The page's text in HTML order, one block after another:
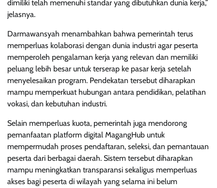
dimiliki telah memenuhi standar yang dibutuhkan dunia kerja,”
jelasnya.
Darmawansyah menambahkan bahwa pemerintah terus
memperluas kolaborasi dengan dunia industri agar peserta
memperoleh pengalaman kerja yang relevan dan memiliki
peluang lebih besar untuk terserap ke pasar kerja setelah
menyelesaikan program. Pendekatan tersebut diharapkan
mampu memperkuat hubungan antara pendidikan, pelatihan
vokasi, dan kebutuhan industri.
Selain memperluas kuota, pemerintah juga mendorong
pemanfaatan platform digital MagangHub untuk
mempermudah proses pendaftaran, seleksi, dan pemantauan
peserta dari berbagai daerah. Sistem tersebut diharapkan
mampu meningkatkan transparansi sekaligus memperluas
akses bagi peserta di wilayah yang selama ini belum